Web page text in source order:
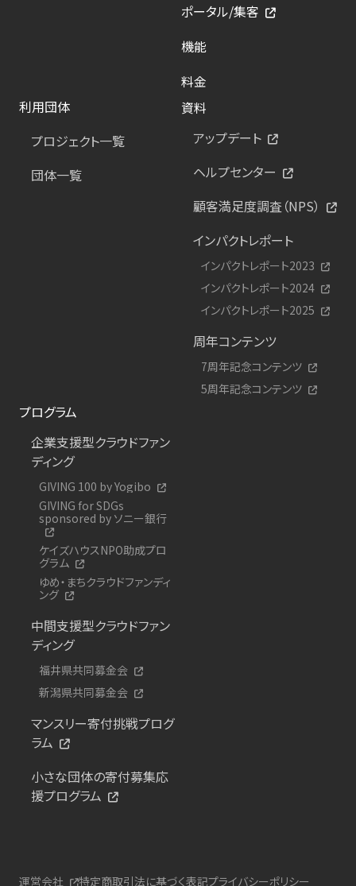
ポータル/集客
機能
料金
利用団体
プロジェクト一覧
団体一覧
資料
アップデート
ヘルプセンター
顧客満足度調査（NPS）
インパクトレポート
インパクトレポート2023
インパクトレポート2024
インパクトレポート2025
周年コンテンツ
7周年記念コンテンツ
5周年記念コンテンツ
プログラム
企業支援型クラウドファン
ディング
GIVING 100 by Yogibo
GIVING for SDGs
sponsored by ソニー銀行
ケイズハウスNPO助成プロ
グラム
ゆめ・まちクラウドファンディ
ング
中間支援型クラウドファン
ディング
福井県共同募金会
新潟県共同募金会
マンスリー寄付挑戦プログ
ラム
小さな団体の寄付募集応
援プログラム
運営会社 特定商取引法に基づく表記プライバシーポリシー